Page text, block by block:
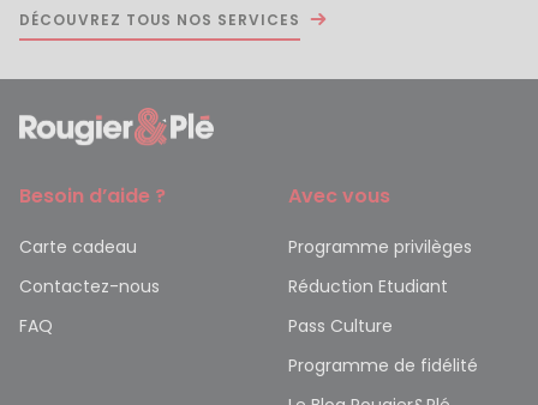
DÉCOUVREZ TOUS NOS SERVICES
Besoin d’aide ?
Carte cadeau
Contactez-nous
FAQ
Avec vous
Programme privilèges
Réduction Etudiant
Pass Culture
Programme de fidélité